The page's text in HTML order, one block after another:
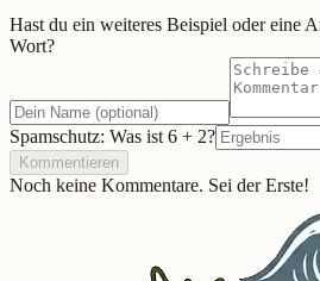
Hast du ein weiteres Beispiel oder eine
Wort?
Spamschutz: Was ist 6 + 2?
Kommentieren
Noch keine Kommentare. Sei der Erste!